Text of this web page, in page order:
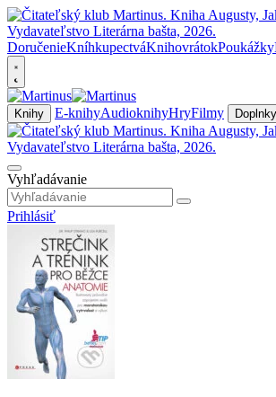
DoručenieKníhkupectváKnihovrátokPoukážky
Knihy E-knihyAudioknihyHryFilmy Doplnky
Vyhľadávanie
Prihlásiť